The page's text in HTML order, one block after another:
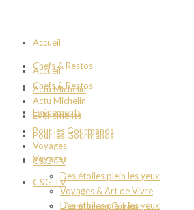
Accueil
Chefs & Restos
Actu Michelin
Evènements
Pour les Gourmands
Voyages
C&G TV
Des étoiles plein les yeux
Accueil
Chefs & Restos
Actu Michelin
Evènements
Pour les Gourmands
Voyages
C&G TV
Des étoiles plein les yeux
Voyages & Art de Vivre
Légendes en Cuisine